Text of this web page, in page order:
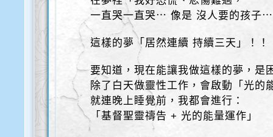
一直哭一直哭⋯ 像是 沒人要的孩子
這樣的夢「居然連續 持續三天」！！
要知道，現在能讓我做這樣的夢，是
除了白天做靈性工作，會啟動「光的
就連晚上睡覺前，我都會進行：
「基督聖靈禱告 + 光的能量運作」